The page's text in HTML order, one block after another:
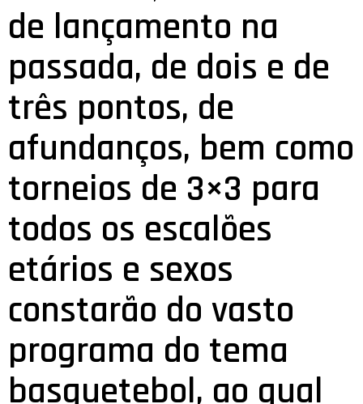
de lançamento na
passada, de dois e de
três pontos, de
afundanços, bem como
torneios de 3×3 para
todos os escalões
etários e sexos
constarão do vasto
programa do tema
basquetebol, ao qual